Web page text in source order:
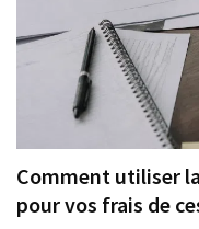
Comment utiliser
pour vos frais de